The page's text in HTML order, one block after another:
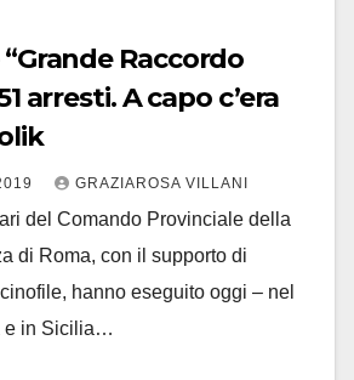
Raccordo
arresti. A capo c’era
GRAZIAROSA VILLANI
del Comando Provinciale della
di Roma, con il supporto di
hanno eseguito oggi – nel
e in Sicilia…